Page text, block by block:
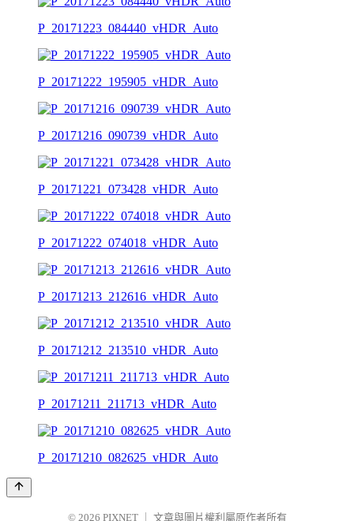
P_20171223_084440_vHDR_Auto
P_20171222_195905_vHDR_Auto
P_20171216_090739_vHDR_Auto
P_20171221_073428_vHDR_Auto
P_20171222_074018_vHDR_Auto
P_20171213_212616_vHDR_Auto
P_20171212_213510_vHDR_Auto
P_20171211_211713_vHDR_Auto
P_20171210_082625_vHDR_Auto
© 2026 PIXNET 文章與圖片權利屬原作者所有